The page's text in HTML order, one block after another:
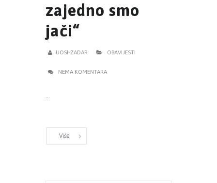
zajedno smo
jači“
UOSI-ZADAR OBAVIJESTI
NEMA KOMENTARA
Više